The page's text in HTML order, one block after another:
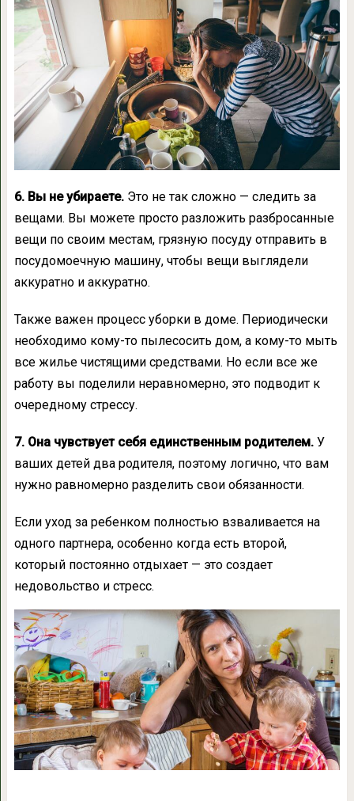
6. Вы не убираете. Это не так сложно — следить за
вещами. Вы можете просто разложить разбросанные
вещи по своим местам, грязную посуду отправить в
посудомоечную машину, чтобы вещи выглядели
аккуратно и аккуратно.
Также важен процесс уборки в доме. Периодически
необходимо кому-то пылесосить дом, а кому-то мыть
все жилье чистящими средствами. Но если все же
работу вы поделили неравномерно, это подводит к
очередному стрессу.
7. Она чувствует себя единственным родителем. У
ваших детей два родителя, поэтому логично, что вам
нужно равномерно разделить свои обязанности.
Если уход за ребенком полностью взваливается на
одного партнера, особенно когда есть второй,
который постоянно отдыхает — это создает
недовольство и стресс.